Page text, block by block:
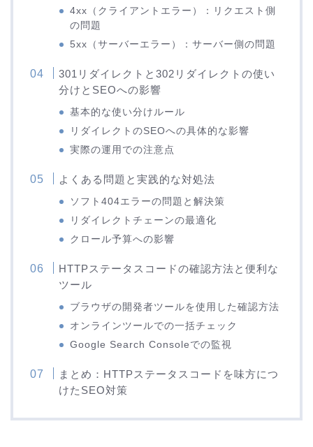
4xx（クライアントエラー）：リクエスト側
の問題
5xx（サーバーエラー）：サーバー側の問題
301リダイレクトと302リダイレクトの使い
分けとSEOへの影響
基本的な使い分けルール
リダイレクトのSEOへの具体的な影響
実際の運用での注意点
よくある問題と実践的な対処法
ソフト404エラーの問題と解決策
リダイレクトチェーンの最適化
クロール予算への影響
HTTPステータスコードの確認方法と便利な
ツール
ブラウザの開発者ツールを使用した確認方法
オンラインツールでの一括チェック
Google Search Consoleでの監視
まとめ：HTTPステータスコードを味方につ
けたSEO対策